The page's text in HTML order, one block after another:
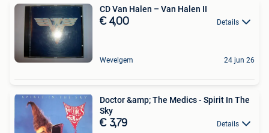
CD Van Halen – Van Halen II
€ 4,00 Details
Wevelgem 24 jun 26
Doctor &amp; The Medics - Spirit In The
Sky
€ 3,79 Details